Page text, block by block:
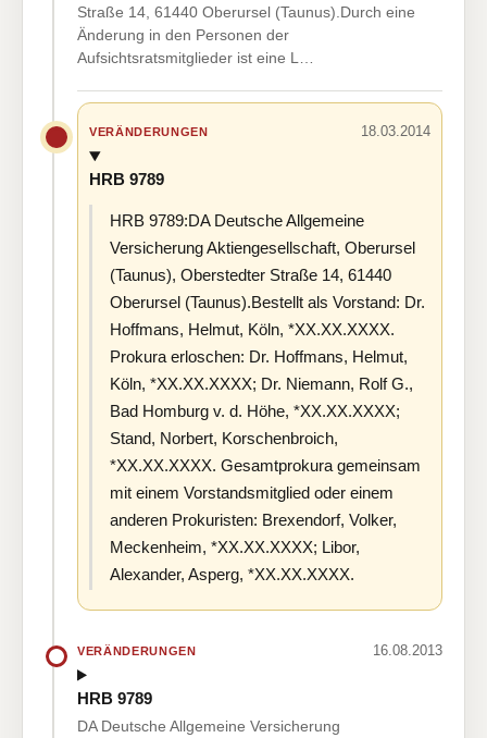
Straße 14, 61440 Oberursel (Taunus).Durch eine
Änderung in den Personen der
Aufsichtsratsmitglieder ist eine L…
VERÄNDERUNGEN 18.03.2014
HRB 9789
HRB 9789:DA Deutsche Allgemeine
Versicherung Aktiengesellschaft, Oberursel
(Taunus), Oberstedter Straße 14, 61440
Oberursel (Taunus).Bestellt als Vorstand: Dr.
Hoffmans, Helmut, Köln, *XX.XX.XXXX.
Prokura erloschen: Dr. Hoffmans, Helmut,
Köln, *XX.XX.XXXX; Dr. Niemann, Rolf G.,
Bad Homburg v. d. Höhe, *XX.XX.XXXX;
Stand, Norbert, Korschenbroich,
*XX.XX.XXXX. Gesamtprokura gemeinsam
mit einem Vorstandsmitglied oder einem
anderen Prokuristen: Brexendorf, Volker,
Meckenheim, *XX.XX.XXXX; Libor,
Alexander, Asperg, *XX.XX.XXXX.
VERÄNDERUNGEN 16.08.2013
HRB 9789
DA Deutsche Allgemeine Versicherung